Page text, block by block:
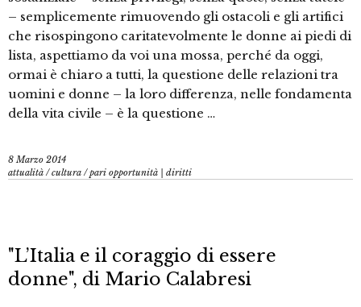
– semplicemente rimuovendo gli ostacoli e gli artifici
che risospingono caritatevolmente le donne ai piedi di
lista, aspettiamo da voi una mossa, perché da oggi,
ormai è chiaro a tutti, la questione delle relazioni tra
uomini e donne – la loro differenza, nelle fondamenta
della vita civile – è la questione …
8 Marzo 2014
attualità /cultura /pari opportunità | diritti
"L’Italia e il coraggio di essere
donne", di Mario Calabresi